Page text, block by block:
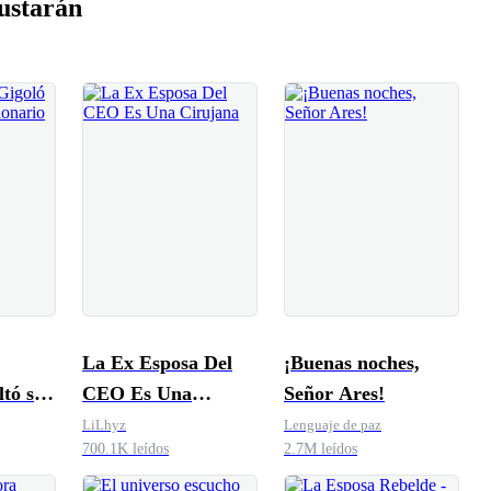
ser
La Ex Esposa Del
CEO Es Una
Cirujana
LiLhyz
700.1K leídos
¡Buenas noches,
Señor Ares!
Lenguaje de paz
2.7M leídos